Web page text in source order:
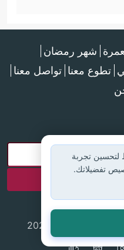
شهر رمضان
تطوع معنا تواصل معنا
أون لاين © 2025
لتحسين تجربة
تفضيلاتك.